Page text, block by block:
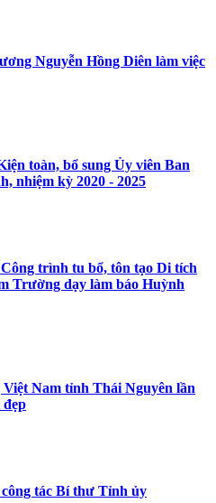
Nguyễn Hồng Diên làm việc
toàn, bổ sung Ủy viên Ban
nhiệm kỳ 2020 - 2025
trình tu bổ, tôn tạo Di tích
Trường dạy làm báo Huỳnh
Nam tỉnh Thái Nguyên lần
tác Bí thư Tỉnh ủy